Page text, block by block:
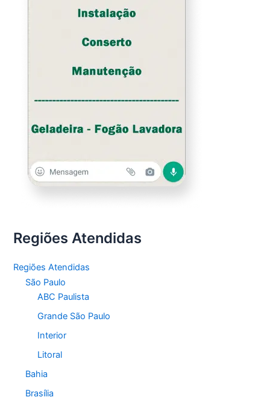
Regiões Atendidas
Regiões Atendidas
São Paulo
ABC Paulista
Grande São Paulo
Interior
Litoral
Bahia
Brasília